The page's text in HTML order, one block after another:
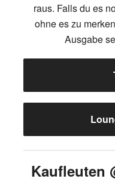
raus. Falls du es
ohne es zu
Ausgabe
Kaufleuten